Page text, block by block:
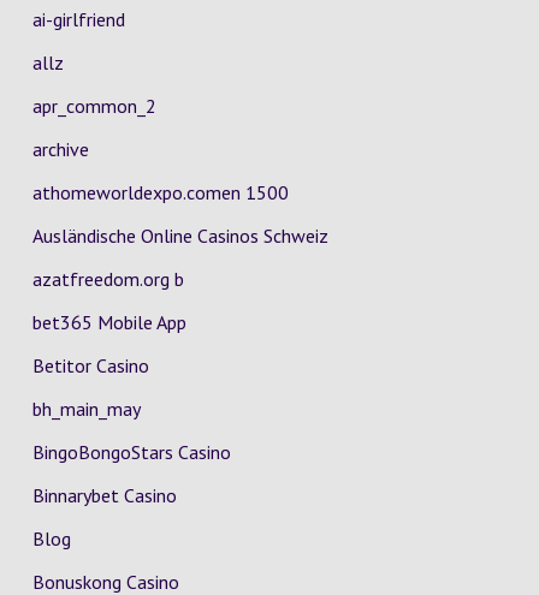
ai-girlfriend
allz
apr_common_2
archive
athomeworldexpo.comen 1500
Ausländische Online Casinos Schweiz
azatfreedom.org b
bet365 Mobile App
Betitor Casino
bh_main_may
BingoBongoStars Casino
Binnarybet Casino
Blog
Bonuskong Casino